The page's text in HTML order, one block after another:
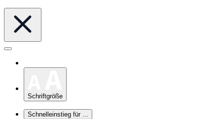
Schriftgröße
Schnelleinstieg für ...